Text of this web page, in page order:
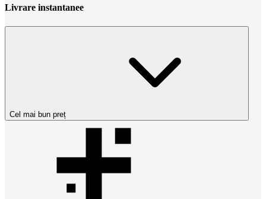
Livrare instantanee
Cel mai bun preț